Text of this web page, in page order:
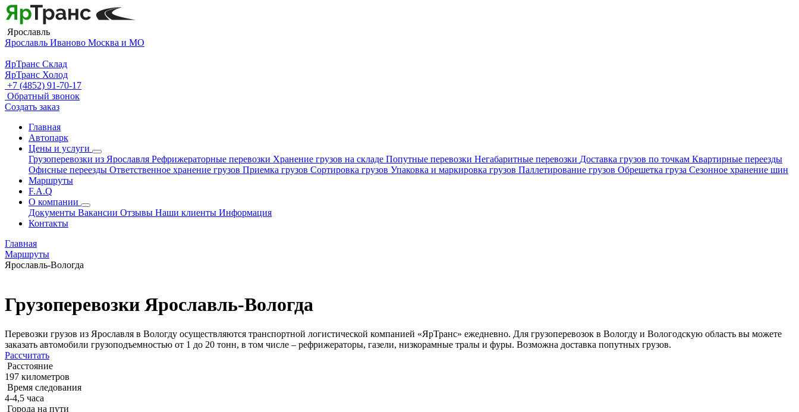
Ярославль
Ярославль Иваново Москва и МО
ЯрТранс Склад
ЯрТранс Холод
+7 (4852) 91-70-17
Обратный звонок
Создать заказ
Главная
Автопарк
Цены и услуги
Грузоперевозки из Ярославля Рефрижераторные перевозки Хранение грузов на складе Попутные перевозки Негабаритные перевозки Доставка грузов по точкам Квартирные переезды
Офисные переезды Ответственное хранение грузов Приемка грузов Сортировка грузов Упаковка и маркировка грузов Паллетирование грузов Обрешетка груза Сезонное хранение шин
Маршруты
F.A.Q
О компании
Документы Вакансии Отзывы Наши клиенты Информация
Контакты
Главная
Маршруты
Ярославль-Вологда
Грузоперевозки Ярославль-Вологда
Перевозки грузов из Ярославля в Вологду осуществляются транспортной логистической компанией «ЯрТранс» ежедневно. Для грузоперевозок в Вологду и Вологодскую область вы можете
заказать автомобили грузоподъемностью от 1 до 20 тонн, в том числе – рефрижераторы, газели, низкорамные тралы и фуры. Возможна доставка попутных грузов.
Рассчитать
Расстояние
197 километров
Время следования
4-4,5 часа
Города на пути